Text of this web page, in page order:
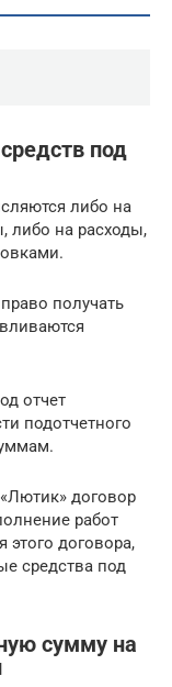
под
либо на
либо на расходы,
получать
отчет
подотчетного
договор
работ
этого договора,
средства под
сумму на